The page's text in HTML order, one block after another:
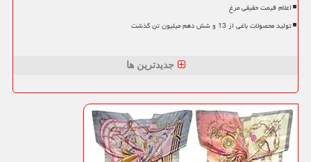
اعلام قیمت حقیقی مرغ
تولید محصولات باغی از 13 و شش دهم میلیون تن گذشت
جدیدترین ها